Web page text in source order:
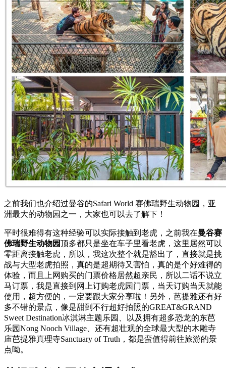
之前我们也介绍过曼谷的Safari World 赛佛瑞野生动物园，亚
洲最大的动物园之一，大家也可以去了解下！
平时很难得有这种经验可以实际接触到老虎，之前我在曼谷赛
佛瑞野生动物园顶多都只是坐在车子里看老虎，这里居然可以
零距离接触老虎，所以，我这次整个就是豁出了，直接就是挑
战与大型老虎拍照，真的是超期待又害怕，真的是个好难得的
体验，而且上网购买的门票价格居然超亲民，所以二话不说立
马订票，我是直接到网上订购老虎园门票，当天订购当天就能
使用，超方便的，一定要跟大家分享啦！另外，芭提雅还有好
多不错的景点，像是甜到不行超好拍照的GREAT&GRAND
Sweet Destination冰淇淋主题乐园、以及拥有超多恐龙的东芭
乐园Nong Nooch Village、还有超壮观的全球最大型的木雕寺
庙芭提雅真理寺Sanctuary of Truth，都是蛮值得前往旅游的景
点呦。